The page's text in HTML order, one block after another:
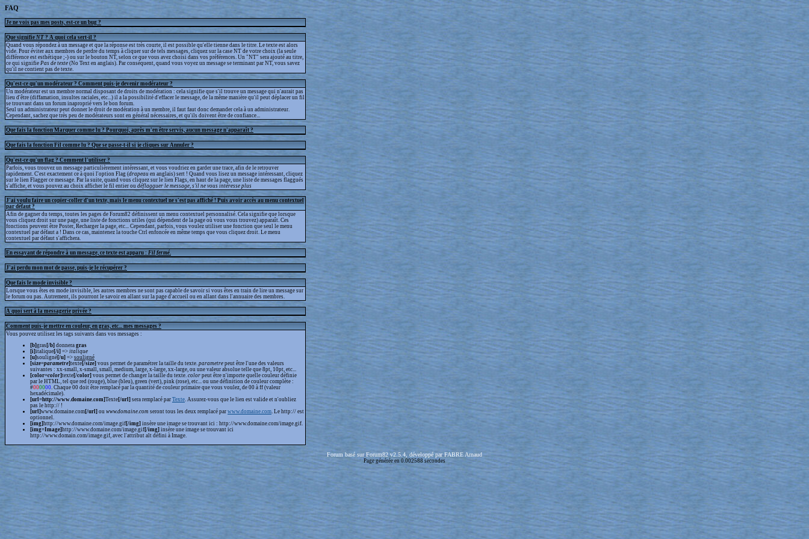
FAQ
Je ne vois pas mes posts, est-ce un bug ?
Que signifie NT ? A quoi cela sert-il ?
Quand vous répondez à un message et que la réponse est très courte, il est possible qu'elle tienne dans le titre. Le texte est alors
vide. Pour éviter aux membres de perdre du temps à cliquer sur de tels messages, cliquez sur la case NT de votre choix (la seule
différence est esthétique ;-) ou sur le bouton NT, selon ce que vous avez choisi dans vos préférences. Un "NT" sera ajouté au titre,
ce qui signifie Pas de texte (No Text en anglais). Par conséquent, quand vous voyez un message se terminant par NT, vous savez
qu'il ne contient pas de texte.
Qu'est-ce qu'un modérateur ? Comment puis-je devenir modérateur ?
Un modérateur est un membre normal disposant de droits de modération : cela signifie que s'il trouve un message qui n'aurait pas
lieu d'être (diffamation, insultes raciales, etc...) il a la possibilité d'effacer le message, de la même manière qu'il peut déplacer un fil
se trouvant dans un forum inaproprié vers le bon forum.
Seul un administrateur peut donner le droit de modération à un membre, il faut faut donc demander cela à un administrateur.
Cependant, sachez que très peu de modérateurs sont en général nécessaires, et qu'ils doivent être de confiance...
Que fais la fonction Marquer comme lu ? Pourquoi, après m'en être servis, aucun message n'apparaît ?
Que fais la fonction Fil comme lu ? Que se passe-t-il si je cliques sur Annuler ?
Qu'est-ce qu'un flag ? Comment l'utiliser ?
Parfois, vous trouvez un message particulièrement intéressant, et vous voudriez en garder une trace, afin de le retrouver
rapidement. C'est exactement ce à quoi l'option Flag (drapeau en anglais) sert ! Quand vous lisez un message intéressant, cliquez
sur le lien Flagger ce message. Par la suite, quand vous cliquez sur le lien Flags, en haut de la page, une liste de messages flaggués
s'affiche, et vous pouvez au choix afficher le fil entier ou déflagguer le message, s'il ne vous intéresse plus
J'ai voulu faire un copier-coller d'un texte, mais le menu contextuel ne s'est pas affiché ! Puis avoir accès au menu contextuel
par défaut ?
Afin de gagner du temps, toutes les pages de Forum82 définissent un menu contextuel personnalisé. Cela signifie que lorsque
vous cliquez droit sur une page, une liste de fonctions utiles (qui dépendent de la page où vous vous trouvez) apparaît. Ces
fonctions peuvent être Poster, Recharger la page, etc... Cependant, parfois, vous voulez utiliser une fonction que seul le menu
contextuel par défaut a ! Dans ce cas, maintenez la touche Ctrl enfoncée en même temps que vous cliquez droit. Le menu
contextuel par défaut s'affichera.
En essayant de répondre à un message, ce texte est apparu : Fil fermé
J'ai perdu mon mot de passe, puis-je le récupérer ?
Que fais le mode invisible ?
Lorsque vous êtes en mode invisible, les autres membres ne sont pas capable de savoir si vous êtes en train de lire un message sur
le forum ou pas. Autrement, ils pourront le savoir en allant sur la page d'accueil ou en allant dans l'annuaire des membres.
A quoi sert à la messagerie privée ?
Comment puis-je mettre en couleur, en gras, etc... mes messages ?
Vous pouvez utilisez les tags suivants dans vos messages :
[b]gras[/b] donnera gras
[i]italique[/i] => italique
[u]souligné[/u] => souligné
[size=parametre]texte[/size] vous permet de paramétrer la taille du texte. parametre peut être l'une des valeurs
suivantes : xx-small, x-small, small, medium, large, x-large, xx-large, ou une valeur absolue telle que 8pt, 10pt, etc...
[color=color]texte[/color] vous permet de changer la taille du texte. color peut être n'importe quelle couleur définie
par le HTML, tel que red (rouge), blue (bleu), green (vert), pink (rose), etc... ou une définition de couleur complète :
#000000 . Chaque 00 doit être remplacé par la quantité de couleur primaire que vous voulez, de 00 à ff (valeur
hexadécimale).
[url=http://www.domaine.com]Texte[/url] sera remplacé par Texte . Assurez-vous que le lien est valide et n'oubliez
pas le http:// !
[url]www.domaine.com[/url] ou www.domaine.com seront tous les deux remplacé par www.domaine.com . Le http:// est
optionnel.
[img]http://www.domaine.com/image.gif[/img] insère une image se trouvant ici : http://www.domaine.com/image.gif.
[img=Image]http://www.domaine.com/image.gif[/img] insère une image se trouvant ici
http://www.domain.com/image.gif, avec l'attribut alt défini à Image.
Forum basé sur Forum82 v2.5.4, développé par FABRE Arnaud
Page générée en 0.002588 secondes